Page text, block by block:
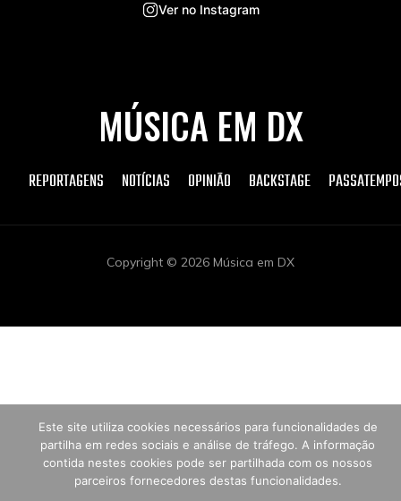
Ver no Instagram
MÚSICA EM DX
REPORTAGENS NOTÍCIAS OPINIÃO BACKSTAGE
Copyright © 2026 Música em DX
Este site utiliza cookies necessários para funcionalidades de
partilha em redes sociais e análise de tráfego. A informação
contida nestes cookies pode ser partilhada com os nossos
parceiros fornecedores destas funcionalidades.